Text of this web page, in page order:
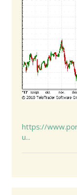
https://
u...